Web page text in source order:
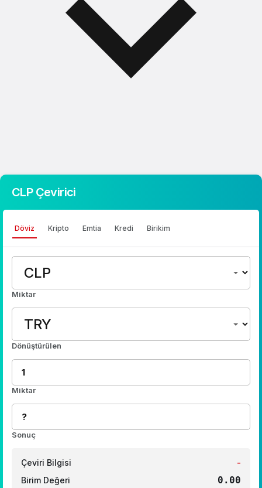
CLP Çevirici
Döviz Kripto Emtia Kredi Birikim
Miktar
Dönüştürülen
Miktar
Sonuç
Çeviri Bilgisi
-
Birim Değeri
0.00